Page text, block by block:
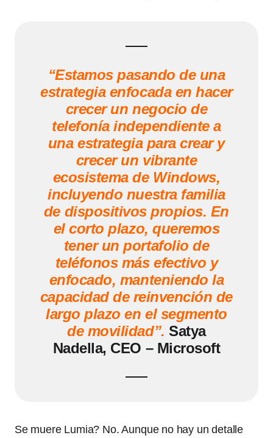
“Estamos pasando de una
estrategia enfocada en hacer
crecer un negocio de
telefonía independiente a
una estrategia para crear y
crecer un vibrante
ecosistema de Windows,
incluyendo nuestra familia
de dispositivos propios. En
el corto plazo, queremos
tener un portafolio de
teléfonos más efectivo y
enfocado, manteniendo la
capacidad de reinvención de
largo plazo en el segmento
de movilidad”.Satya
Nadella, CEO – Microsoft
Se muere Lumia? No. Aunque no hay un detalle